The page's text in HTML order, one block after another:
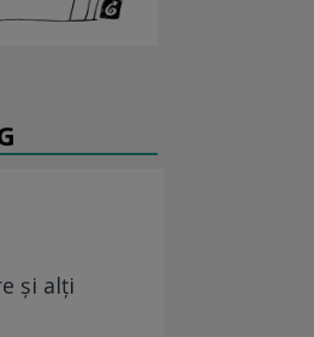
și alți